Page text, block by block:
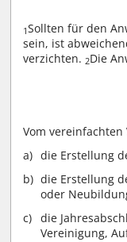
1Sollten für den
sein, ist
verzichten. 2Die
Vom
die Erstellung
die Erstellung
oder
die
Vereinigung,